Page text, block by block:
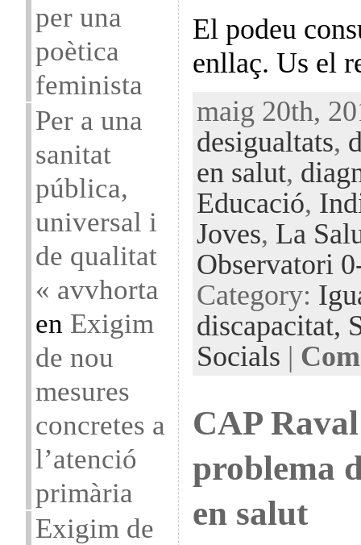
per una
poètica
feminista
Per a una
sanitat
pública,
universal i
de qualitat
« avvhorta
en Exigim
de nou
mesures
concretes a
l’atenció
primària
Exigim de
El podeu
enllaç. Us el
maig 20th,
desigualtats,
en salut,
Educació,
Joves, La
Observatori
Category:
discapacitat,
Socials |
CAP
problema
en salut